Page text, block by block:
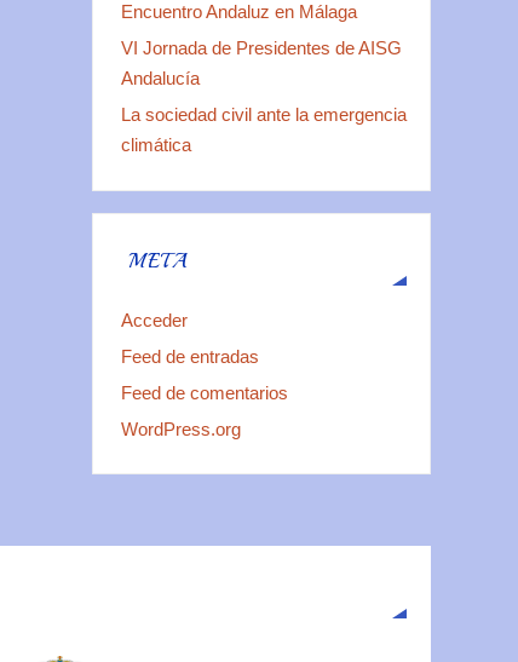
Encuentro Andaluz en Málaga
VI Jornada de Presidentes de AISG
Andalucía
La sociedad civil ante la emergencia
climática
META
Acceder
Feed de entradas
Feed de comentarios
WordPress.org